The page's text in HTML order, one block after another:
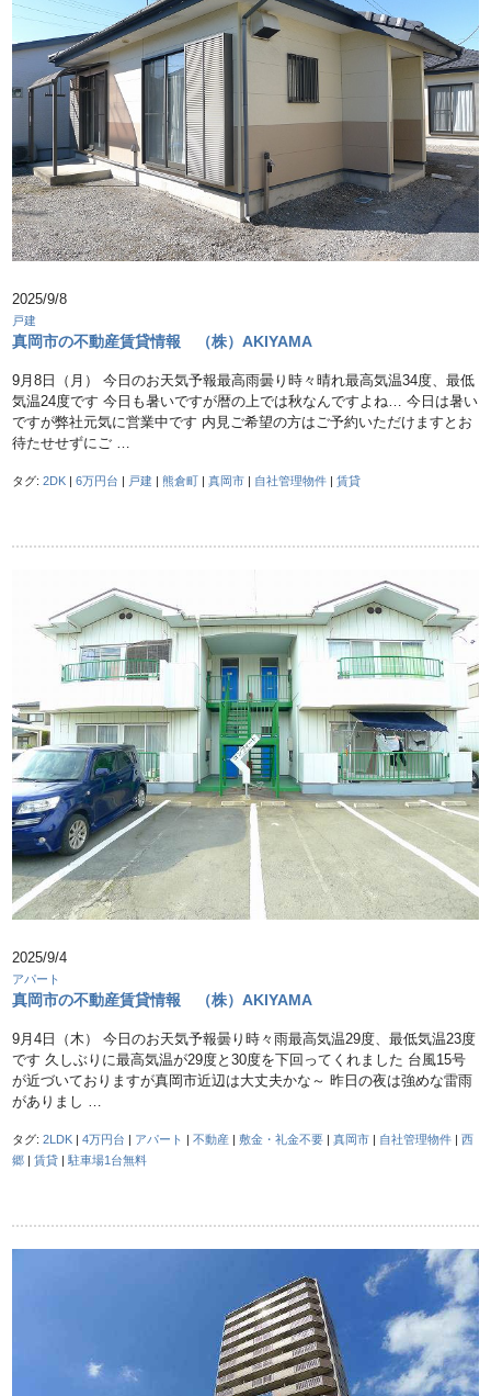
2025/9/8
戸建
真岡市の不動産賃貸情報 （株）AKIYAMA
9月8日（月） 今日のお天気予報最高雨曇り時々晴れ最高気温34度、最低
気温24度です 今日も暑いですが暦の上では秋なんですよね… 今日は暑い
ですが弊社元気に営業中です 内見ご希望の方はご予約いただけますとお
待たせせずにご …
タグ:2DK |6万円台 | 戸建 |熊倉町 |真岡市 | 自社管理物件 |賃貸
2025/9/4
アパート
真岡市の不動産賃貸情報 （株）AKIYAMA
9月4日（木） 今日のお天気予報曇り時々雨最高気温29度、最低気温23度
です 久しぶりに最高気温が29度と30度を下回ってくれました 台風15号
が近づいておりますが真岡市近辺は大丈夫かな～ 昨日の夜は強めな雷雨
がありまし …
タグ:2LDK |4万円台 アパート |不動産 |敷金・礼金不要 |真岡市 自社管理物件 |西
郷 |賃貸 |駐車場1台無料